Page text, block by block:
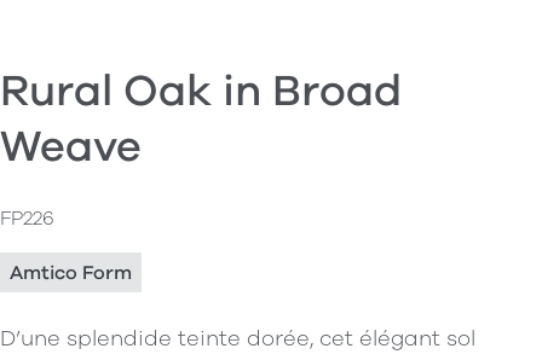
Rural Oak in Broad
Weave
FP226
Amtico Form
D’une splendide teinte dorée, cet élégant sol